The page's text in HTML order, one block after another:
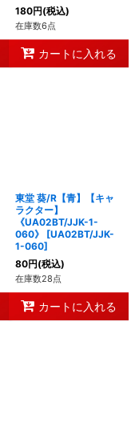
180円(税込)
在庫数6点
カートに入れる
東堂 葵/R【青】【キャ
ラクター】
《UA02BT/JJK-1-
060》
[UA02BT/JJK-
1-060]
80円(税込)
在庫数28点
カートに入れる